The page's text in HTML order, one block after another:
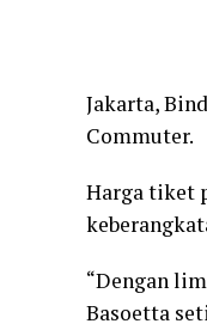
Jakarta,
Commuter.
Harga tiket
“Dengan
Basoetta